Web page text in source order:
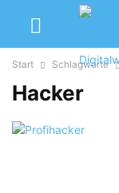
Start Schlagworte
Hacker